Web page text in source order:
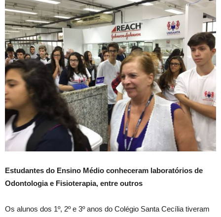
Estudantes do Ensino Médio conheceram laboratórios de
Odontologia e Fisioterapia, entre outros
Os alunos dos 1º, 2º e 3º anos do Colégio Santa Cecília tiveram